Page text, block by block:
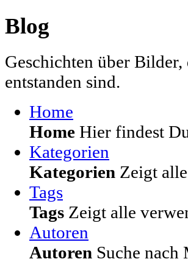
Blog
Geschichten über
entstanden sind.
Home
Home Hier findest
Kategorien
Kategorien Zeigt
Tags
Tags Zeigt alle
Autoren
Autoren Suche